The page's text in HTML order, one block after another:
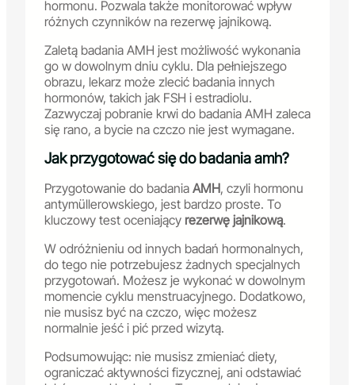
hormonu. Pozwala także monitorować wpływ
różnych czynników na rezerwę jajnikową.
Zaletą badania AMH jest możliwość wykonania
go w dowolnym dniu cyklu. Dla pełniejszego
obrazu, lekarz może zlecić badania innych
hormonów, takich jak FSH i estradiolu.
Zazwyczaj pobranie krwi do badania AMH zaleca
się rano, a bycie na czczo nie jest wymagane.
Jak przygotować się do badania amh?
Przygotowanie do badania AMH, czyli hormonu
antymüllerowskiego, jest bardzo proste. To
kluczowy test oceniający rezerwę jajnikową.
W odróżnieniu od innych badań hormonalnych,
do tego nie potrzebujesz żadnych specjalnych
przygotowań. Możesz je wykonać w dowolnym
momencie cyklu menstruacyjnego. Dodatkowo,
nie musisz być na czczo, więc możesz
normalnie jeść i pić przed wizytą.
Podsumowując: nie musisz zmieniać diety,
ograniczać aktywności fizycznej, ani odstawiać